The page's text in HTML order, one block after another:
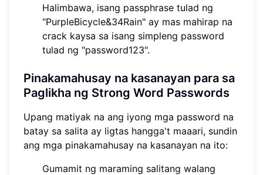
Halimbawa, isang passphrase tulad ng
"PurpleBicycle&34Rain" ay mas mahirap na
crack kaysa sa isang simpleng password
tulad ng "password123".
Pinakamahusay na kasanayan para sa
Paglikha ng Strong Word Passwords
Upang matiyak na ang iyong mga password na
batay sa salita ay ligtas hangga't maaari, sundin
ang mga pinakamahusay na kasanayan na ito:
Gumamit ng maraming salitang walang